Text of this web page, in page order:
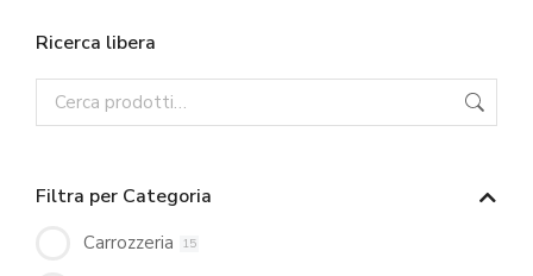
Ricerca libera
Filtra per Categoria
Carrozzeria 15